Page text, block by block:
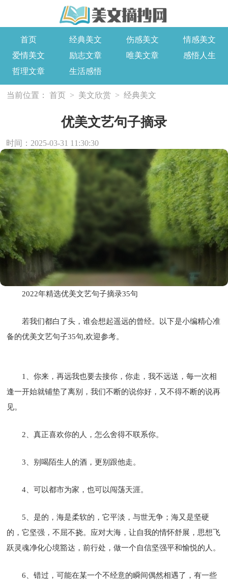
首页 经典美文 伤感美文
情感美文
爱情美文
励志文章 唯美文章
感悟人生
哲理文章
生活感悟
当前位置： 首页 > 美文欣赏 > 经典美文
优美文艺句子摘录
时间：2025-03-31 11:30:30
2022年精选优美文艺句子摘录35句
若我们都白了头，谁会想起遥远的曾经。以下是小编精心准
备的优美文艺句子35句,欢迎参考。
1、你来，再远我也要去接你，你走，我不远送，每一次相
逢一开始就铺垫了离别，我们不断的说你好，又不得不断的说再
见。
2、真正喜欢你的人，怎么舍得不联系你。
3、别喝陌生人的酒，更别跟他走。
4、可以都市为家，也可以闯荡天涯。
5、是的，海是柔软的，它平淡，与世无争；海又是坚硬
的，它坚强，不屈不挠。应对大海，让自我的情怀舒展，思想飞
跃灵魂净化心境豁达，前行处，做一个自信坚强平和愉悦的人。
6、错过，可能在某一个不经意的瞬间偶然相遇了，有一些